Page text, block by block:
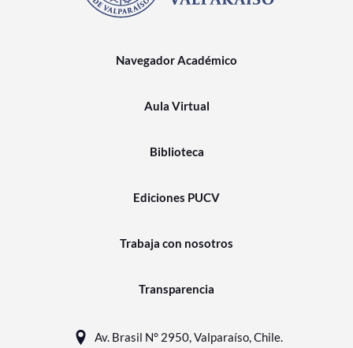
Navegador Académico
Aula Virtual
Biblioteca
Ediciones PUCV
Trabaja con nosotros
Transparencia
Av. Brasil N° 2950, Valparaíso, Chile.